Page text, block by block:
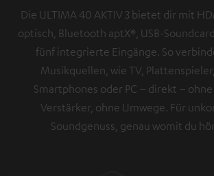
Die ULTIMA 40 AKTIV 3 bietet dir mit
optisch, Bluetooth aptX®, USB-
fünf integrierte Eingänge. So
Musikquellen, wie TV,
Smartphones oder PC – direkt –
Verstärker, ohne Umwege. Für
Soundgenuss, genau womit du